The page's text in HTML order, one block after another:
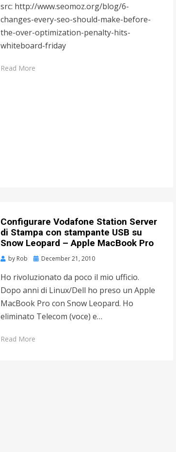
src: http://www.seomoz.org/blog/6-
changes-every-seo-should-make-before-
the-over-optimization-penalty-hits-
whiteboard-friday
Read More
Configurare Vodafone Station Server
di Stampa con stampante USB su
Snow Leopard – Apple MacBook Pro
by Rob
Posted
December 21, 2010
Ho rivoluzionato da poco il mio ufficio.
Dopo anni di Linux/Dell ho preso un Apple
MacBook Pro con Snow Leopard. Ho
eliminato Telecom (voce) e…
Read More